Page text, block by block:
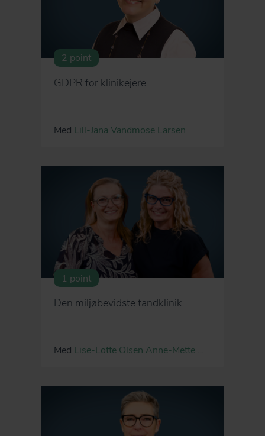
2 point
GDPR for klinikejere
Med Lill-Jana Vandmose Larsen
1 point
Den miljøbevidste tandklinik
Med Lise-Lotte Olsen Anne-Mette Mathisen